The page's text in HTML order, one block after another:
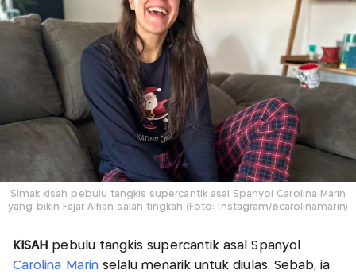
Simak kisah pebulu tangkis supercantik asal Spanyol Carolina Marin
yang bikin Fajar Alfian salah tingkah (Foto: Instagram/@carolinamarin)
KISAH pebulu tangkis supercantik asal Spanyol
Carolina Marin selalu menarik untuk diulas. Sebab, ia